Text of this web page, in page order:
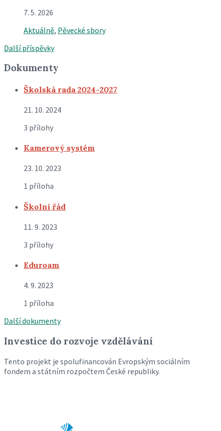
7. 5. 2026
Aktuálně, Pěvecké sbory
Další příspěvky
Dokumenty
Školská rada 2024-2027
21. 10. 2024
3 přílohy
Kamerový systém
23. 10. 2023
1 příloha
Školní řád
11. 9. 2023
3 přílohy
Eduroam
4. 9. 2023
1 příloha
Další dokumenty
Investice do rozvoje vzdělávání
Tento projekt je spolufinancován Evropským sociálním
fondem a státním rozpočtem České republiky.